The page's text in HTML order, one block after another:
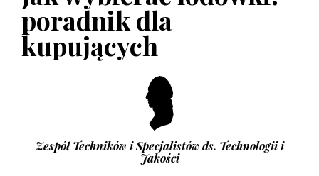
poradnik dla
kupujących
Zespół Techników i Specjalistów ds. Technologii i
Jakości